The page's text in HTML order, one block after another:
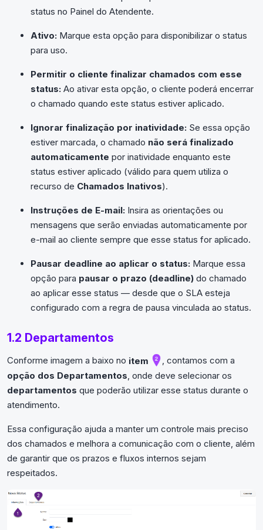
status no Painel do Atendente.
Ativo: Marque esta opção para disponibilizar o status
para uso.
Permitir o cliente finalizar chamados com esse
status: Ao ativar esta opção, o cliente poderá encerrar
o chamado quando este status estiver aplicado.
Ignorar finalização por inatividade: Se essa opção
estiver marcada, o chamado não será finalizado
automaticamente por inatividade enquanto este
status estiver aplicado (válido para quem utiliza o
recurso de Chamados Inativos).
Instruções de E-mail: Insira as orientações ou
mensagens que serão enviadas automaticamente por
e-mail ao cliente sempre que esse status for aplicado.
Pausar deadline ao aplicar o status: Marque essa
opção para pausar o prazo (deadline) do chamado
ao aplicar esse status — desde que o SLA esteja
configurado com a regra de pausa vinculada ao status.
1.2 Departamentos
Conforme imagem a baixo no item
, contamos com a
opção dos Departamentos , onde deve selecionar os
departamentos que poderão utilizar esse status durante o
atendimento.
Essa configuração ajuda a manter um controle mais preciso
dos chamados e melhora a comunicação com o cliente, além
de garantir que os prazos e fluxos internos sejam
respeitados.